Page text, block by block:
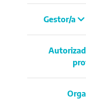
Gestor/a